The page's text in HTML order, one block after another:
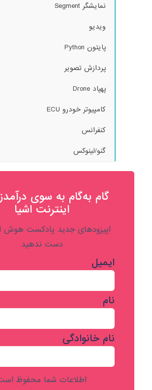
نمایشگر Segment
ویدیو
پایتون Python
پردازش تصویر
پهپاد Drone
کامپیوتر خودرو ECU
کنفرانس
گنو/لینوکس
گام به‌گام به‌ سوی
اینترنت اشیا
اپیزودهای جدید پادکست هوش
دست ندهید
ایمیل
نام
نام خانوادگی
اطلاعات شما محفوظ